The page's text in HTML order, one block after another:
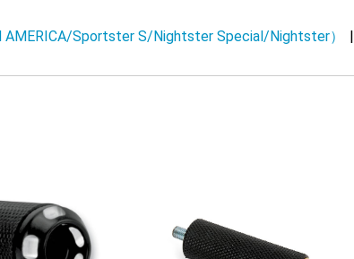
AMERICA/Sportster S/Nightster Special/Nightster） |